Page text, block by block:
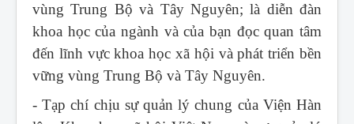
vùng Trung Bộ và Tây Nguyên; là diễn đàn
khoa học của ngành và của bạn đọc quan tâm
đến lĩnh vực khoa học xã hội và phát triển bền
vững vùng Trung Bộ và Tây Nguyên.
- Tạp chí chịu sự quản lý chung của Viện Hàn